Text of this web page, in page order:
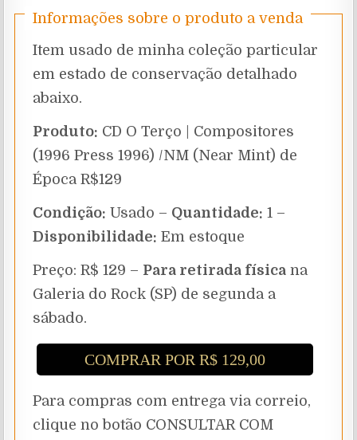
Informações sobre o produto a venda
Item usado de minha coleção particular
em estado de conservação detalhado
abaixo.
Produto: CD O Terço | Compositores
(1996 Press 1996) /NM (Near Mint) de
Época R$129
Condição: Usado – Quantidade: 1 –
Disponibilidade: Em estoque
Preço: R$ 129 – Para retirada física na
Galeria do Rock (SP) de segunda a
sábado.
COMPRAR POR R$ 129,00
Para compras com entrega via correio,
clique no botão CONSULTAR COM